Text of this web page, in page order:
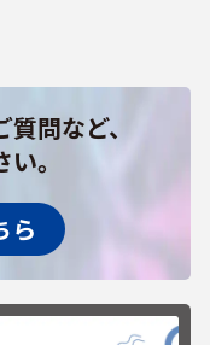
問など、
。
ら